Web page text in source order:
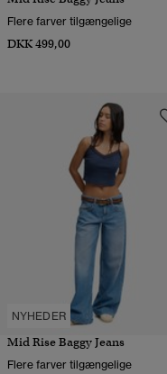
Flere farver tilgængelige
DKK 499,00
NYHEDER
Mid Rise Baggy Jeans
Flere farver tilgængelige